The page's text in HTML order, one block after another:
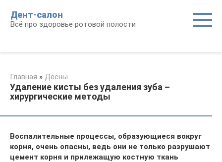
контенту
Дент-салон
Всё про здоровье ротовой полости
Главная » Десны
Удаление кисты без удаления зуба –
хирургические методы
Воспалительные процессы, образующиеся вокруг
корня, очень опасны, ведь они не только разрушают
цемент корня и прилежащую костную ткань